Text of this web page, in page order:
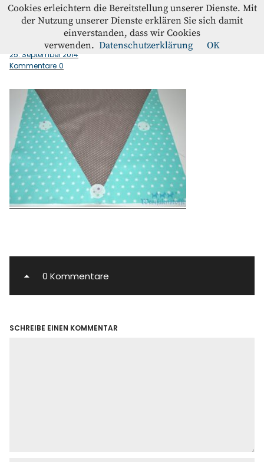
Westfalenstoffe-Blog
Kontakt
InstagramFacebook
Applizieren_vorne
25. September 2014
Kommentare 0
0 Kommentare
SCHREIBE EINEN KOMMENTAR
Cookies erleichtern die Bereitstellung unserer Dienste. Mit
der Nutzung unserer Dienste erklären Sie sich damit
einverstanden, dass wir Cookies
verwenden. Datenschutzerklärung OK